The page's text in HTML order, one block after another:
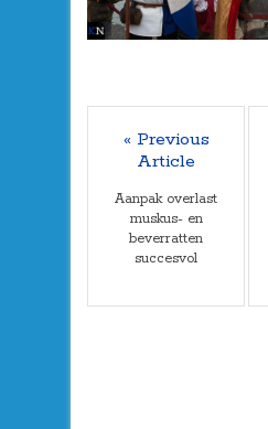
« Previous
Article
Aanpak overlast
muskus- en
beverratten
succesvol